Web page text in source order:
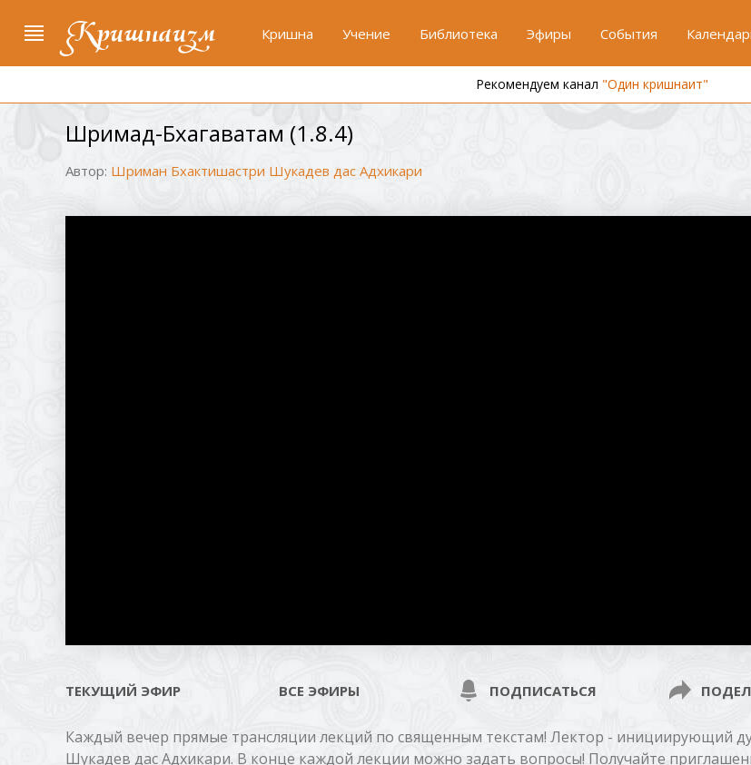
Кришнаизм Кришна Учение Библиотека Эфиры События
Рекомендуем канал "Один кришнаит"
Шримад-Бхагаватам (1.8.4)
Автор: Шриман Бхактишастри Шукадев дас Адхикари
ТЕКУЩИЙ ЭФИР ВСЕ ЭФИРЫ ПОДПИСАТЬСЯ
Каждый вечер прямые трансляции лекций по священным текстам! Лектор - инициирующий
Шукадев дас Адхикари. В конце каждой лекции можно задать вопросы! Получайте